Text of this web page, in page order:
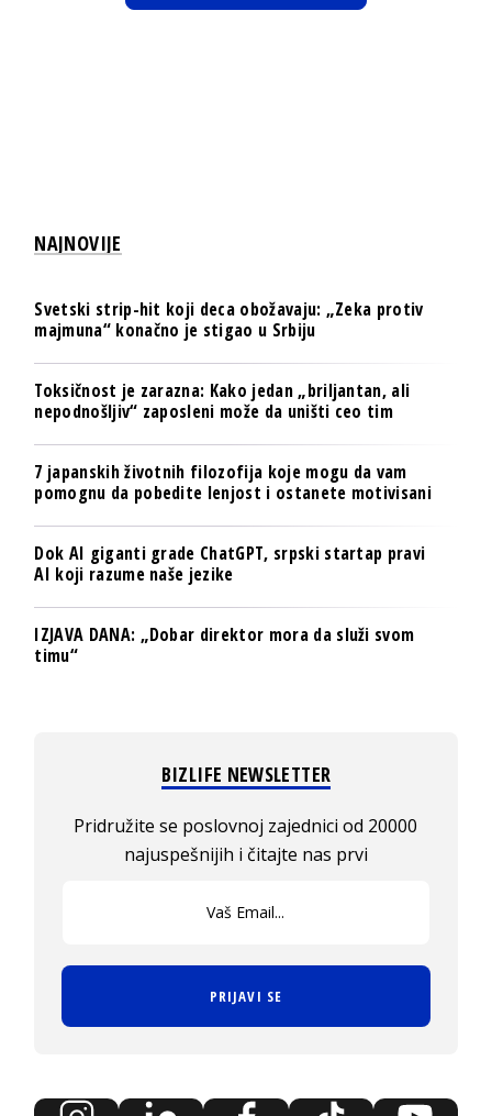
NAJNOVIJE
Svetski strip-hit koji deca obožavaju: „Zeka protiv
majmuna“ konačno je stigao u Srbiju
Toksičnost je zarazna: Kako jedan „briljantan, ali
nepodnošljiv“ zaposleni može da uništi ceo tim
7 japanskih životnih filozofija koje mogu da vam
pomognu da pobedite lenjost i ostanete motivisani
Dok AI giganti grade ChatGPT, srpski startap pravi
AI koji razume naše jezike
IZJAVA DANA: „Dobar direktor mora da služi svom
timu“
BIZLIFE NEWSLETTER
Pridružite se poslovnoj zajednici od 20000
najuspešnijih i čitajte nas prvi
PRIJAVI SE